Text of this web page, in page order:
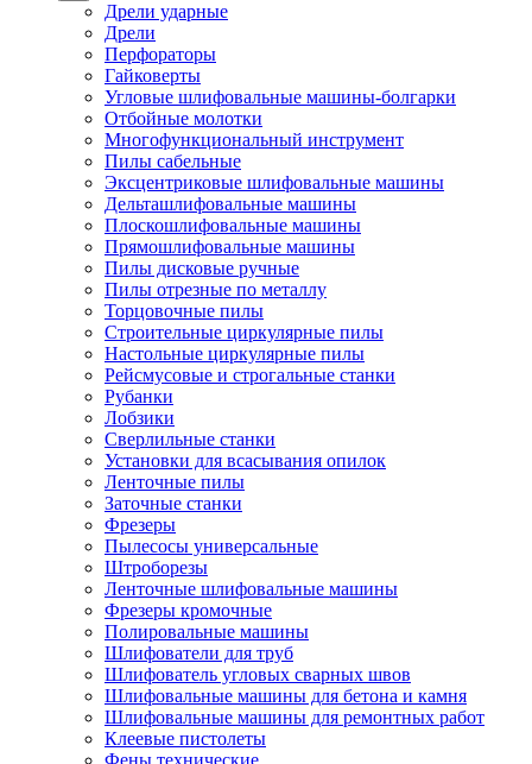
Дрели ударные
Дрели
Перфораторы
Гайковерты
Угловые шлифовальные машины-болгарки
Отбойные молотки
Многофункциональный инструмент
Пилы сабельные
Эксцентриковые шлифовальные машины
Дельташлифовальные машины
Плоскошлифовальные машины
Прямошлифовальные машины
Пилы дисковые ручные
Пилы отрезные по металлу
Торцовочные пилы
Строительные циркулярные пилы
Настольные циркулярные пилы
Рейсмусовые и строгальные станки
Рубанки
Лобзики
Сверлильные станки
Установки для всасывания опилок
Ленточные пилы
Заточные станки
Фрезеры
Пылесосы универсальные
Штроборезы
Ленточные шлифовальные машины
Фрезеры кромочные
Полировальные машины
Шлифователи для труб
Шлифователь угловых сварных швов
Шлифовальные машины для бетона и камня
Шлифовальные машины для ремонтных работ
Клеевые пистолеты
Фены технические